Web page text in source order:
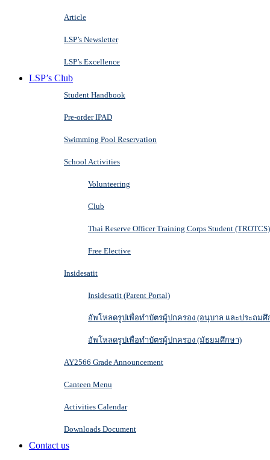
Article
LSP’s Newsletter
LSP’s Excellence
LSP’s Club
Student Handbook
Pre-order IPAD
Swimming Pool Reservation
School Activities
Volunteering
Club
Thai Reserve Officer Training Corps Student (TROTCS)
Free Elective
Insidesatit
Insidesatit (Parent Portal)
อัพโหลดรูปเพื่อทำบัตรผู้ปกครอง (อนุบาล และประถมศึ
อัพโหลดรูปเพื่อทำบัตรผู้ปกครอง (มัธยมศึกษา)
AY2566 Grade Announcement
Canteen Menu
Activities Calendar
Downloads Document
Contact us